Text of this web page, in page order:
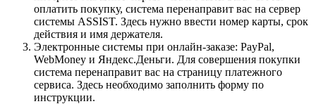
оплатить покупку, система перенаправит вас на сервер
системы ASSIST. Здесь нужно ввести номер карты, срок
действия и имя держателя.
Электронные системы при онлайн-заказе: PayPal,
WebMoney и Яндекс.Деньги. Для совершения покупки
система перенаправит вас на страницу платежного
сервиса. Здесь необходимо заполнить форму по
инструкции.